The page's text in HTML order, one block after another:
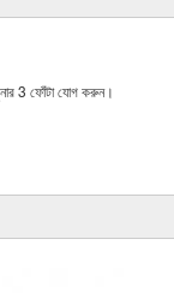
3 ফোঁটা যোগ করুন।